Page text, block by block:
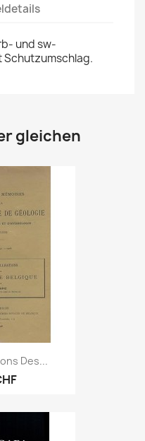
und sw-
gleichen
Des...